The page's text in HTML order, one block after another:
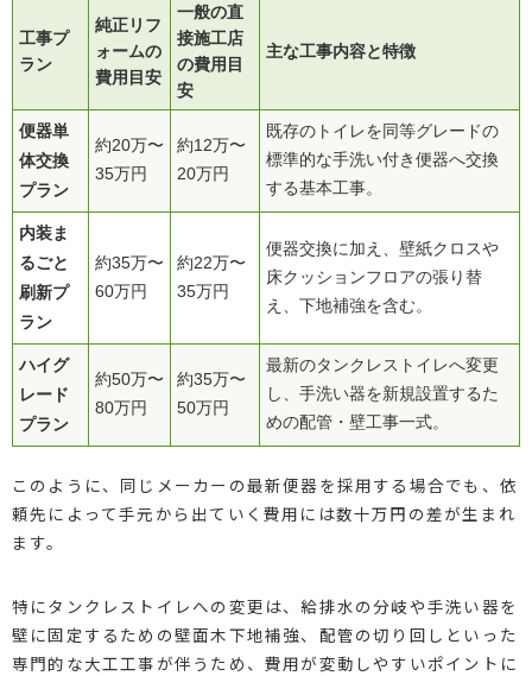
工事プ
ラン
純正リフ
ォームの
費用目安
一般の直
接施工店
の費用目
安
主な工事内容と特徴
便器単
体交換
プラン
約20万〜
35万円
約12万〜
20万円
既存のトイレを同等グレードの
標準的な手洗い付き便器へ交換
する基本工事。
内装ま
るごと
刷新プ
ラン
約35万〜
60万円
約22万〜
35万円
便器交換に加え、壁紙クロスや
床クッションフロアの張り替
え、下地補強を含む。
ハイグ
レード
プラン
約50万〜
80万円
約35万〜
50万円
最新のタンクレストイレへ変更
し、手洗い器を新規設置するた
めの配管・壁工事一式。
このように、同じメーカーの最新便器を採用する場合でも、依
頼先によって手元から出ていく費用には数十万円の差が生まれ
ます。
特にタンクレストイレへの変更は、給排水の分岐や手洗い器を
壁に固定するための壁面木下地補強、配管の切り回しといった
専門的な大工工事が伴うため、費用が変動しやすいポイントに